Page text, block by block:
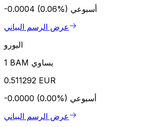
-0.0004 (0.06%) أسبوعي
عرض الرسم البياني
اليورو
1 BAM يساوي
0.511292 EUR
-0.0000 (0.00%) أسبوعي
عرض الرسم البياني